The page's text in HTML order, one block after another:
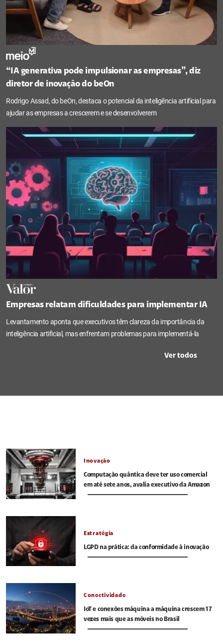
“IA generativa pode impulsionar as empresas”, diz
diretor de inovação do beOn
Rodrigo Assad, do beOn, destaca o potencial da inteligência artificial para
ajudar as empresas a crescerem e se desenvolverem
Empresas relatam dificuldades para implementar IA
Levantamento aponta que executivos têm clareza da importância da
inteligência artificial, mas enfrentam problemas para implementá-la
Ver todos
Inovação
Computação quântica deve ter uso comercial
em até sete anos, avalia executivo da Amazon
Estratégia
LGPD na prática: da conformidade à inovação
Conectividade
IoT e conexões máquina a máquina crescem 17
vezes mais que as móveis no Brasil